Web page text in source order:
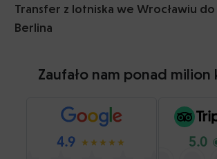
Transfer z lotniska we Wrocławiu do
Berlina
Zaufało nam ponad milion
4.9 5.0